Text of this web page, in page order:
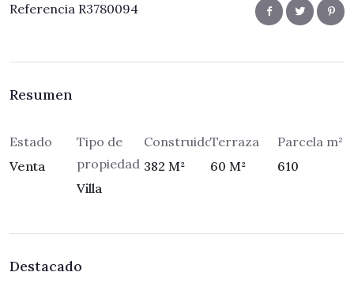
Referencia R3780094
Resumen
Estado
Venta
Tipo de
propiedad
Villa
Construidos
382 M²
Terraza
60 M²
Parcela m²
610
Destacado